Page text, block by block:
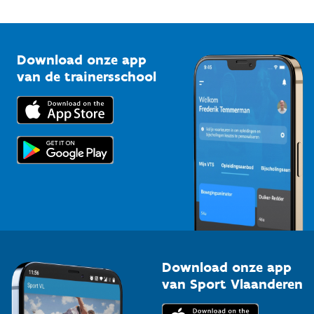
Bedrijven
Trainers en begeleiders
Topsporters
Vlaamse Trainersschool
Kennisplatform
Downloads
Voor de pers
Download onze app
van de trainersschool
Download onze app
van Sport Vlaanderen